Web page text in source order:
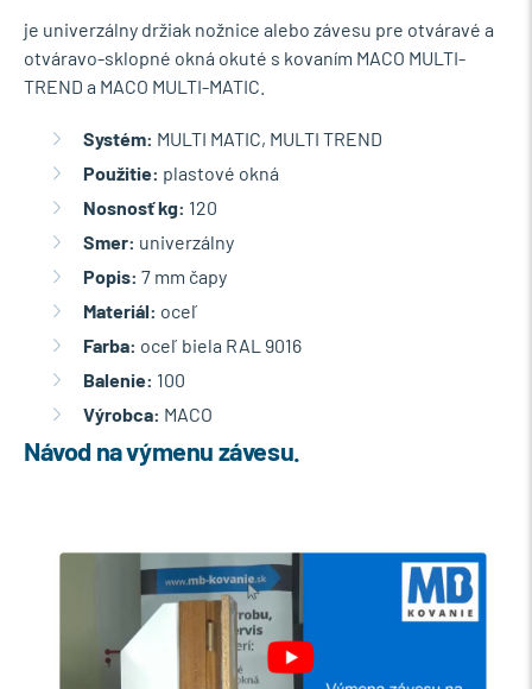
je univerzálny držiak nožnice alebo závesu pre otváravé a
otváravo-sklopné okná okuté s kovaním MACO MULTI-
TREND a MACO MULTI-MATIC.
Systém: MULTI MATIC, MULTI TREND
Použitie: plastové okná
Nosnosť kg: 120
Smer: univerzálny
Popis: 7 mm čapy
Materiál: oceľ
Farba: oceľ biela RAL 9016
Balenie: 100
Výrobca: MACO
Návod na výmenu závesu.